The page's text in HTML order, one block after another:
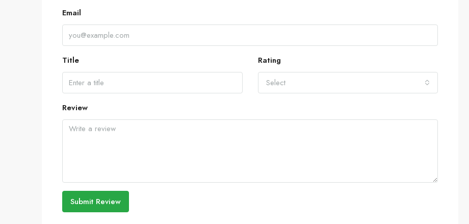
Email
Title
Rating
Select
Review
Submit Review